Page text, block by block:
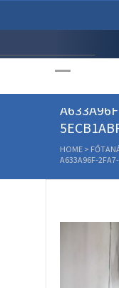
HOME >
A633A96F-